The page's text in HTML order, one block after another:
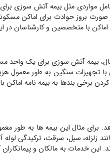
مواردی مثل بیمه آتش سوزی
بروز حوادث برای اماکن
با متخصصین و کارشناسان در
بیمه آتش سوزی برای یک واحد
که بیمه کارگاهی با تجهیزات سنگین به طور
برخی بندها به بیمه نامه اماکن
برای مثال این بیمه ها به طور
سیل، سرقت، ترکیدگی لوله
این خدمات به مالکان و